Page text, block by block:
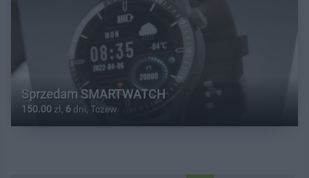
Sprzedam SMARTWATCH
150.00 zł, 6 dni, Tczew